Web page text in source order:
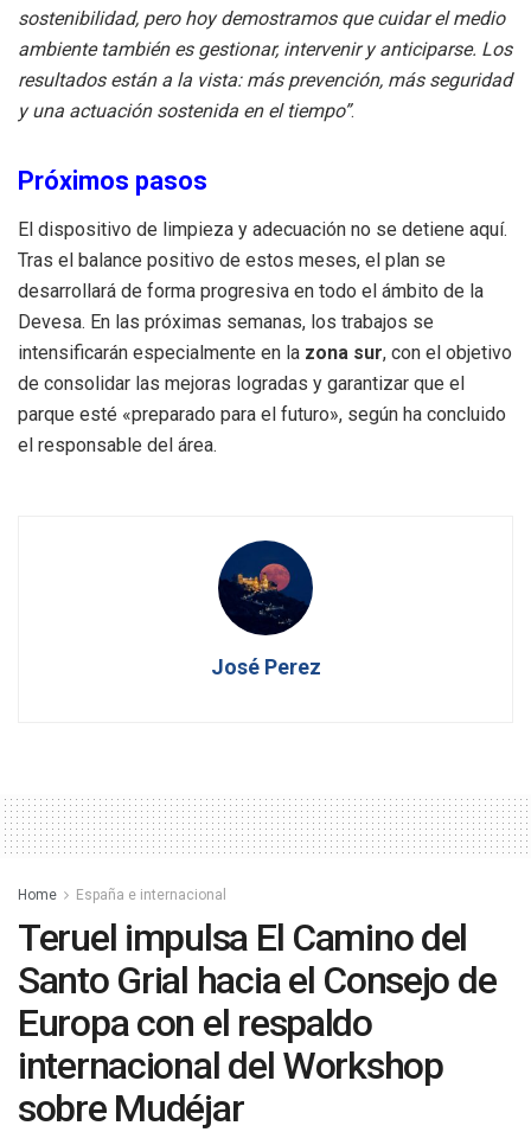
sostenibilidad, pero hoy demostramos que cuidar el medio
ambiente también es gestionar, intervenir y anticiparse. Los
resultados están a la vista: más prevención, más seguridad
y una actuación sostenida en el tiempo”.
Próximos pasos
El dispositivo de limpieza y adecuación no se detiene aquí.
Tras el balance positivo de estos meses, el plan se
desarrollará de forma progresiva en todo el ámbito de la
Devesa. En las próximas semanas, los trabajos se
intensificarán especialmente en la zona sur, con el objetivo
de consolidar las mejoras logradas y garantizar que el
parque esté «preparado para el futuro», según ha concluido
el responsable del área.
José Perez
Home España e internacional
Teruel impulsa El Camino del
Santo Grial hacia el Consejo de
Europa con el respaldo
internacional del Workshop
sobre Mudéjar